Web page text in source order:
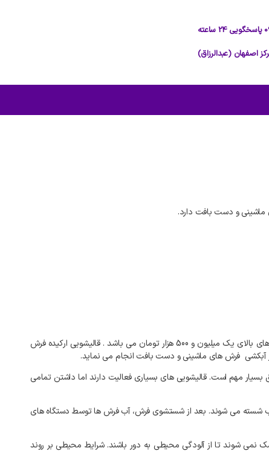
و دست بافت دارد.
قالیشویی ارکیده ارائه دهنده خدمات قالیشویی فرش های ماشینی و دست باف در محدوده شیخ کلینی اصفهان با سرویس رایگان رفت و برگشت جهت فاکتورهای بالای یک میلیون و 500 هزار تومان می باشد . قالیشویی ارکیده فرش
آبکشی فرش های ماشینی و دست بافت انجام می نماید.
مهم است. قالیشویی های بسیاری فعالیت دارند اما داشتن تمامی
شسته می شوند. بعد از شستشوی فرش، آب فرش ها توسط دستگاه های
شوند تا از آلودگی محیطی به دور باشند. شرایط محیطی بر روند